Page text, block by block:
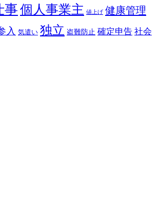
事個人事業主 値上げ 健康管理
入 気遣い 独立 盗難防止 確定申告 社会